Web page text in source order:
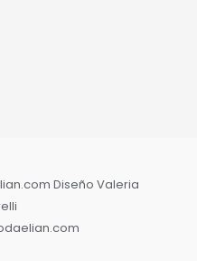
Diseño Valeria